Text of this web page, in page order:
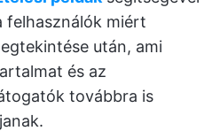
felhasználók miért
után, ami
és az
továbbra is